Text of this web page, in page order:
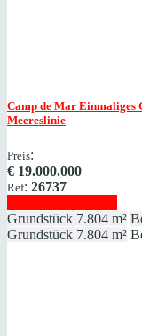
Camp de Mar Einmaliges
Meereslinie
Preis:
€ 19.000.000
Ref: 26737
Grundstück 7.804 m²
Grundstück 7.804 m²